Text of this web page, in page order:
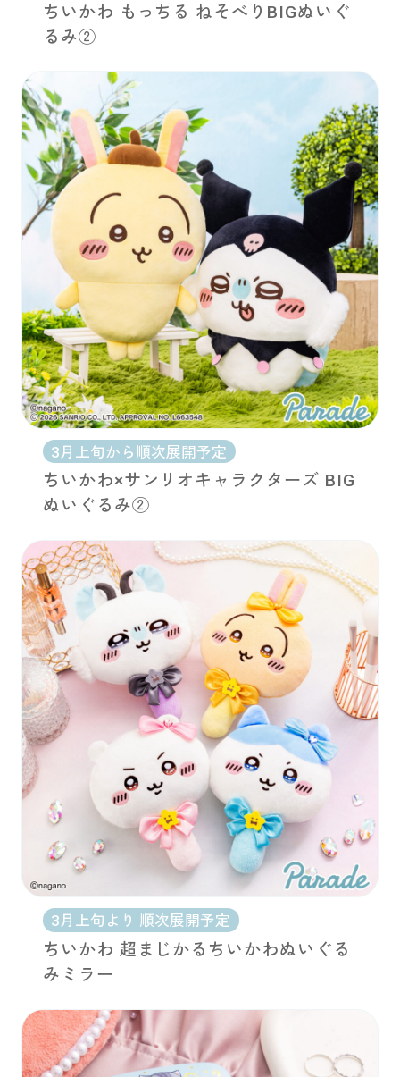
ちいかわ もっちる ねそべりBIGぬいぐ
るみ②
3月上旬から順次展開予定
ちいかわ×サンリオキャラクターズ BIG
ぬいぐるみ②
3月上旬より 順次展開予定
ちいかわ 超まじかるちいかわぬいぐる
みミラー